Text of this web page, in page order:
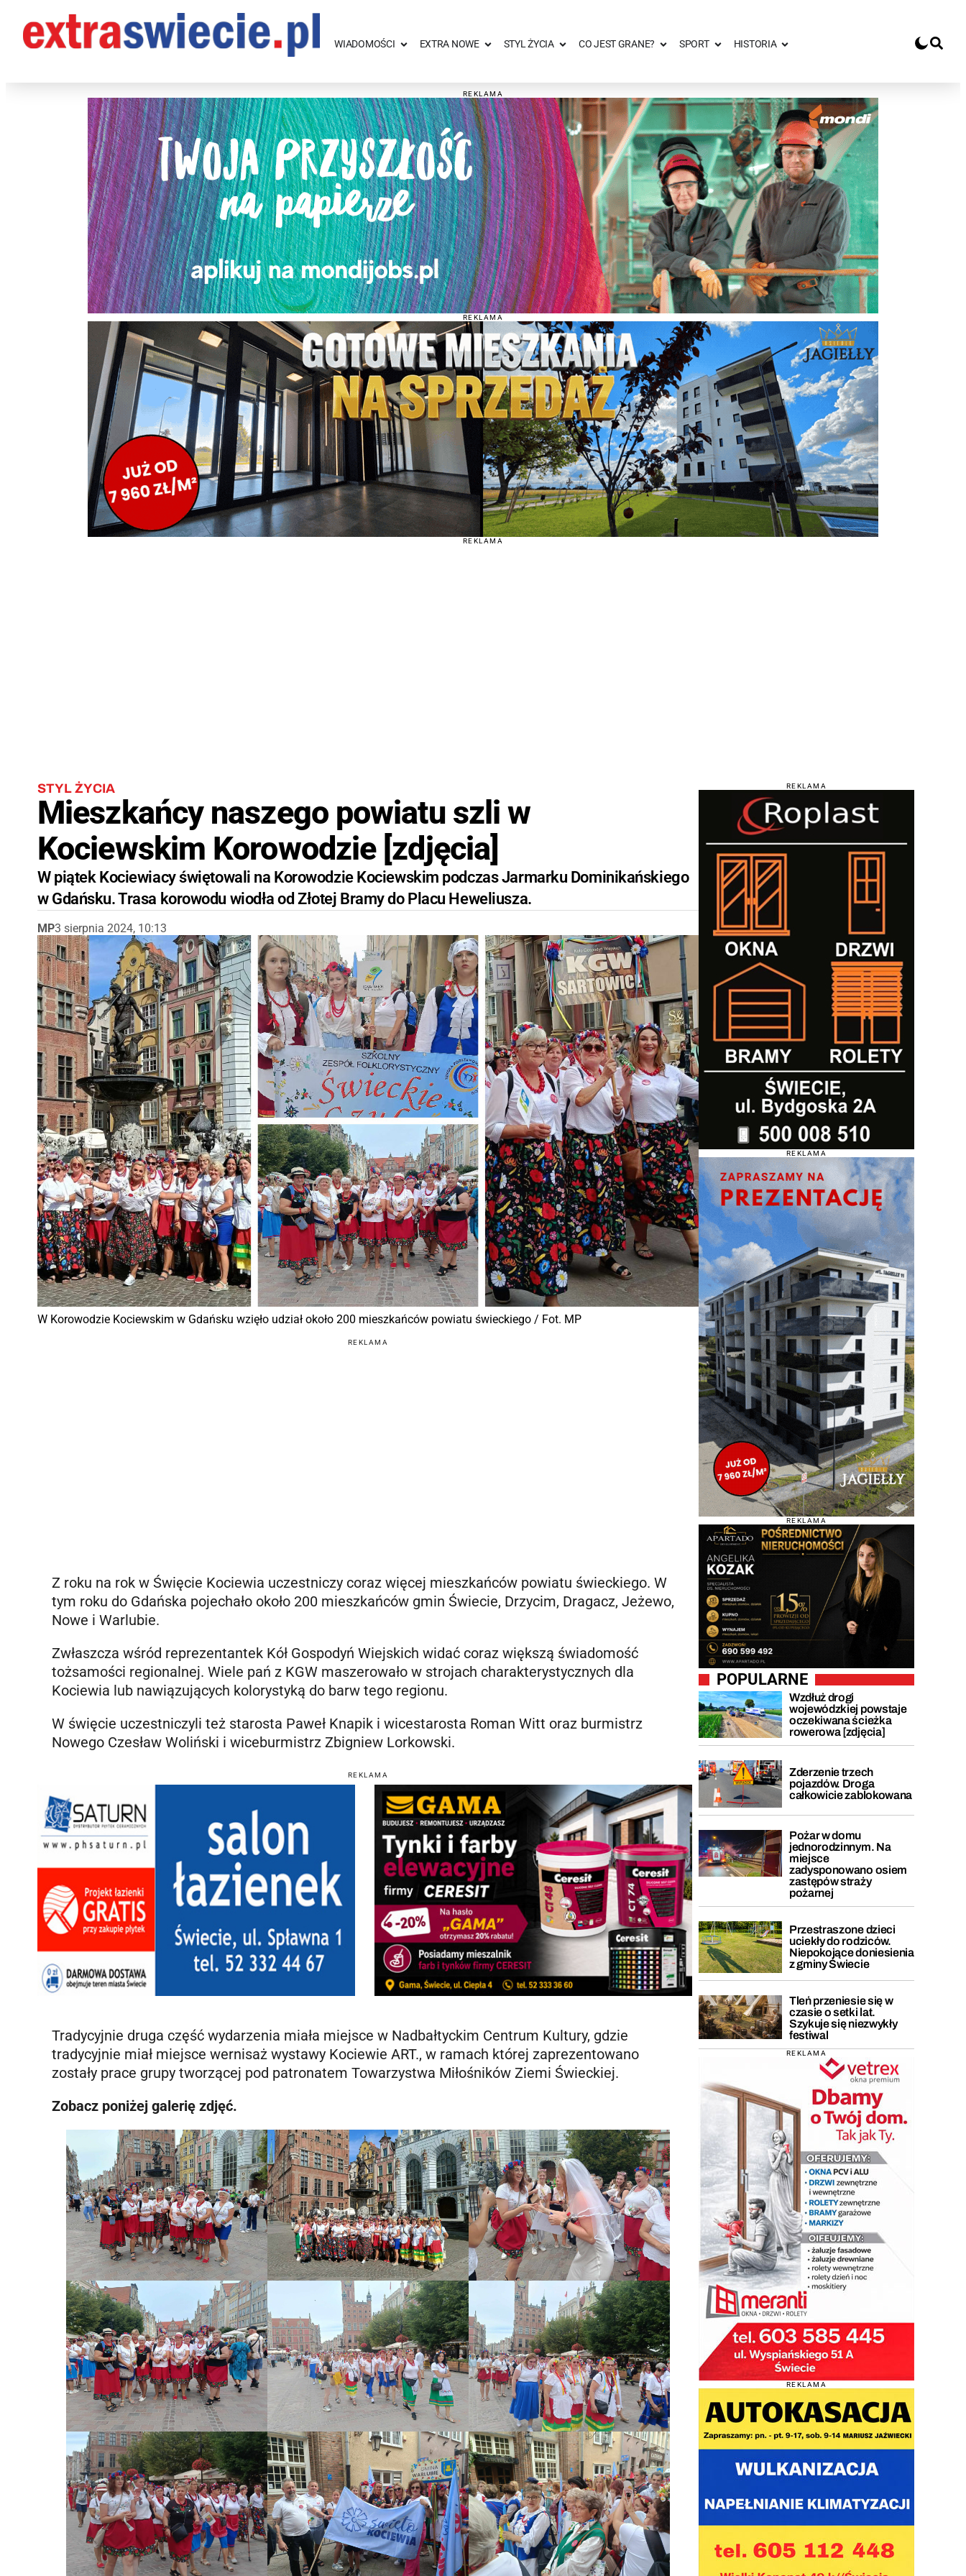
WIADOMOŚCI EXTRA NOWE STYL ŻYCIA CO JEST GRANE? SPORT HISTORIA
REKLAMA
REKLAMA
REKLAMA
STYL ŻYCIA
Mieszkańcy naszego powiatu szli w
Kociewskim Korowodzie [zdjęcia]
W piątek Kociewiacy świętowali na Korowodzie Kociewskim podczas Jarmarku Dominikańskiego
w Gdańsku. Trasa korowodu wiodła od Złotej Bramy do Placu Heweliusza.
MP3 sierpnia 2024, 10:13
W Korowodzie Kociewskim w Gdańsku wzięło udział około 200 mieszkańców powiatu świeckiego / Fot. MP
REKLAMA
Z roku na rok w Święcie Kociewia uczestniczy coraz więcej mieszkańców powiatu świeckiego. W
tym roku do Gdańska pojechało około 200 mieszkańców gmin Świecie, Drzycim, Dragacz, Jeżewo,
Nowe i Warlubie.
Zwłaszcza wśród reprezentantek Kół Gospodyń Wiejskich widać coraz większą świadomość
tożsamości regionalnej. Wiele pań z KGW maszerowało w strojach charakterystycznych dla
Kociewia lub nawiązujących kolorystyką do barw tego regionu.
W święcie uczestniczyli też starosta Paweł Knapik i wicestarosta Roman Witt oraz burmistrz
Nowego Czesław Woliński i wiceburmistrz Zbigniew Lorkowski.
REKLAMA
Tradycyjnie druga część wydarzenia miała miejsce w Nadbałtyckim Centrum Kultury, gdzie
tradycyjnie miał miejsce wernisaż wystawy Kociewie ART., w ramach której zaprezentowano
zostały prace grupy tworzącej pod patronatem Towarzystwa Miłośników Ziemi Świeckiej.
Zobacz poniżej galerię zdjęć.
REKLAMA
REKLAMA
REKLAMA
POPULARNE
Wzdłuż drogi
wojewódzkiej powstaje
oczekiwana ścieżka
rowerowa [zdjęcia]
Zderzenie trzech
pojazdów. Droga
całkowicie zablokowana
Pożar w domu
jednorodzinnym. Na
miejsce
zadysponowano osiem
zastępów straży
pożarnej
Przestraszone dzieci
uciekły do rodziców.
Niepokojące doniesienia
z gminy Świecie
Tleń przeniesie się w
czasie o setki lat.
Szykuje się niezwykły
festiwal
REKLAMA
REKLAMA